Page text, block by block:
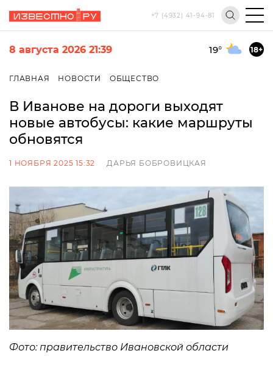
+7 (4932) 41-94-81
8 августа 2026 21:39 19° 18+
ГЛАВНАЯ НОВОСТИ ОБЩЕСТВО
В Иванове на дороги выходят
новые автобусы: какие маршруты
обновятся
1 НОЯБРЯ 2025 15:32 ДАРЬЯ БОБРОВИЦКАЯ
Фото: правительство Ивановской области